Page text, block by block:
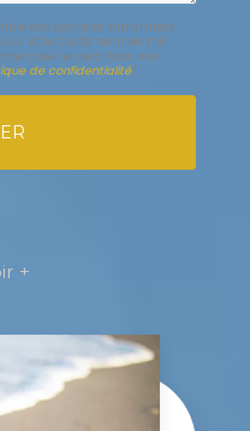
des données transmises
et le traitement de ma
ne sera faite des
de confidentialité)
+